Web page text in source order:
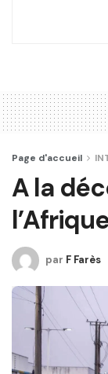
Page d'accueil
A la
par F Farès